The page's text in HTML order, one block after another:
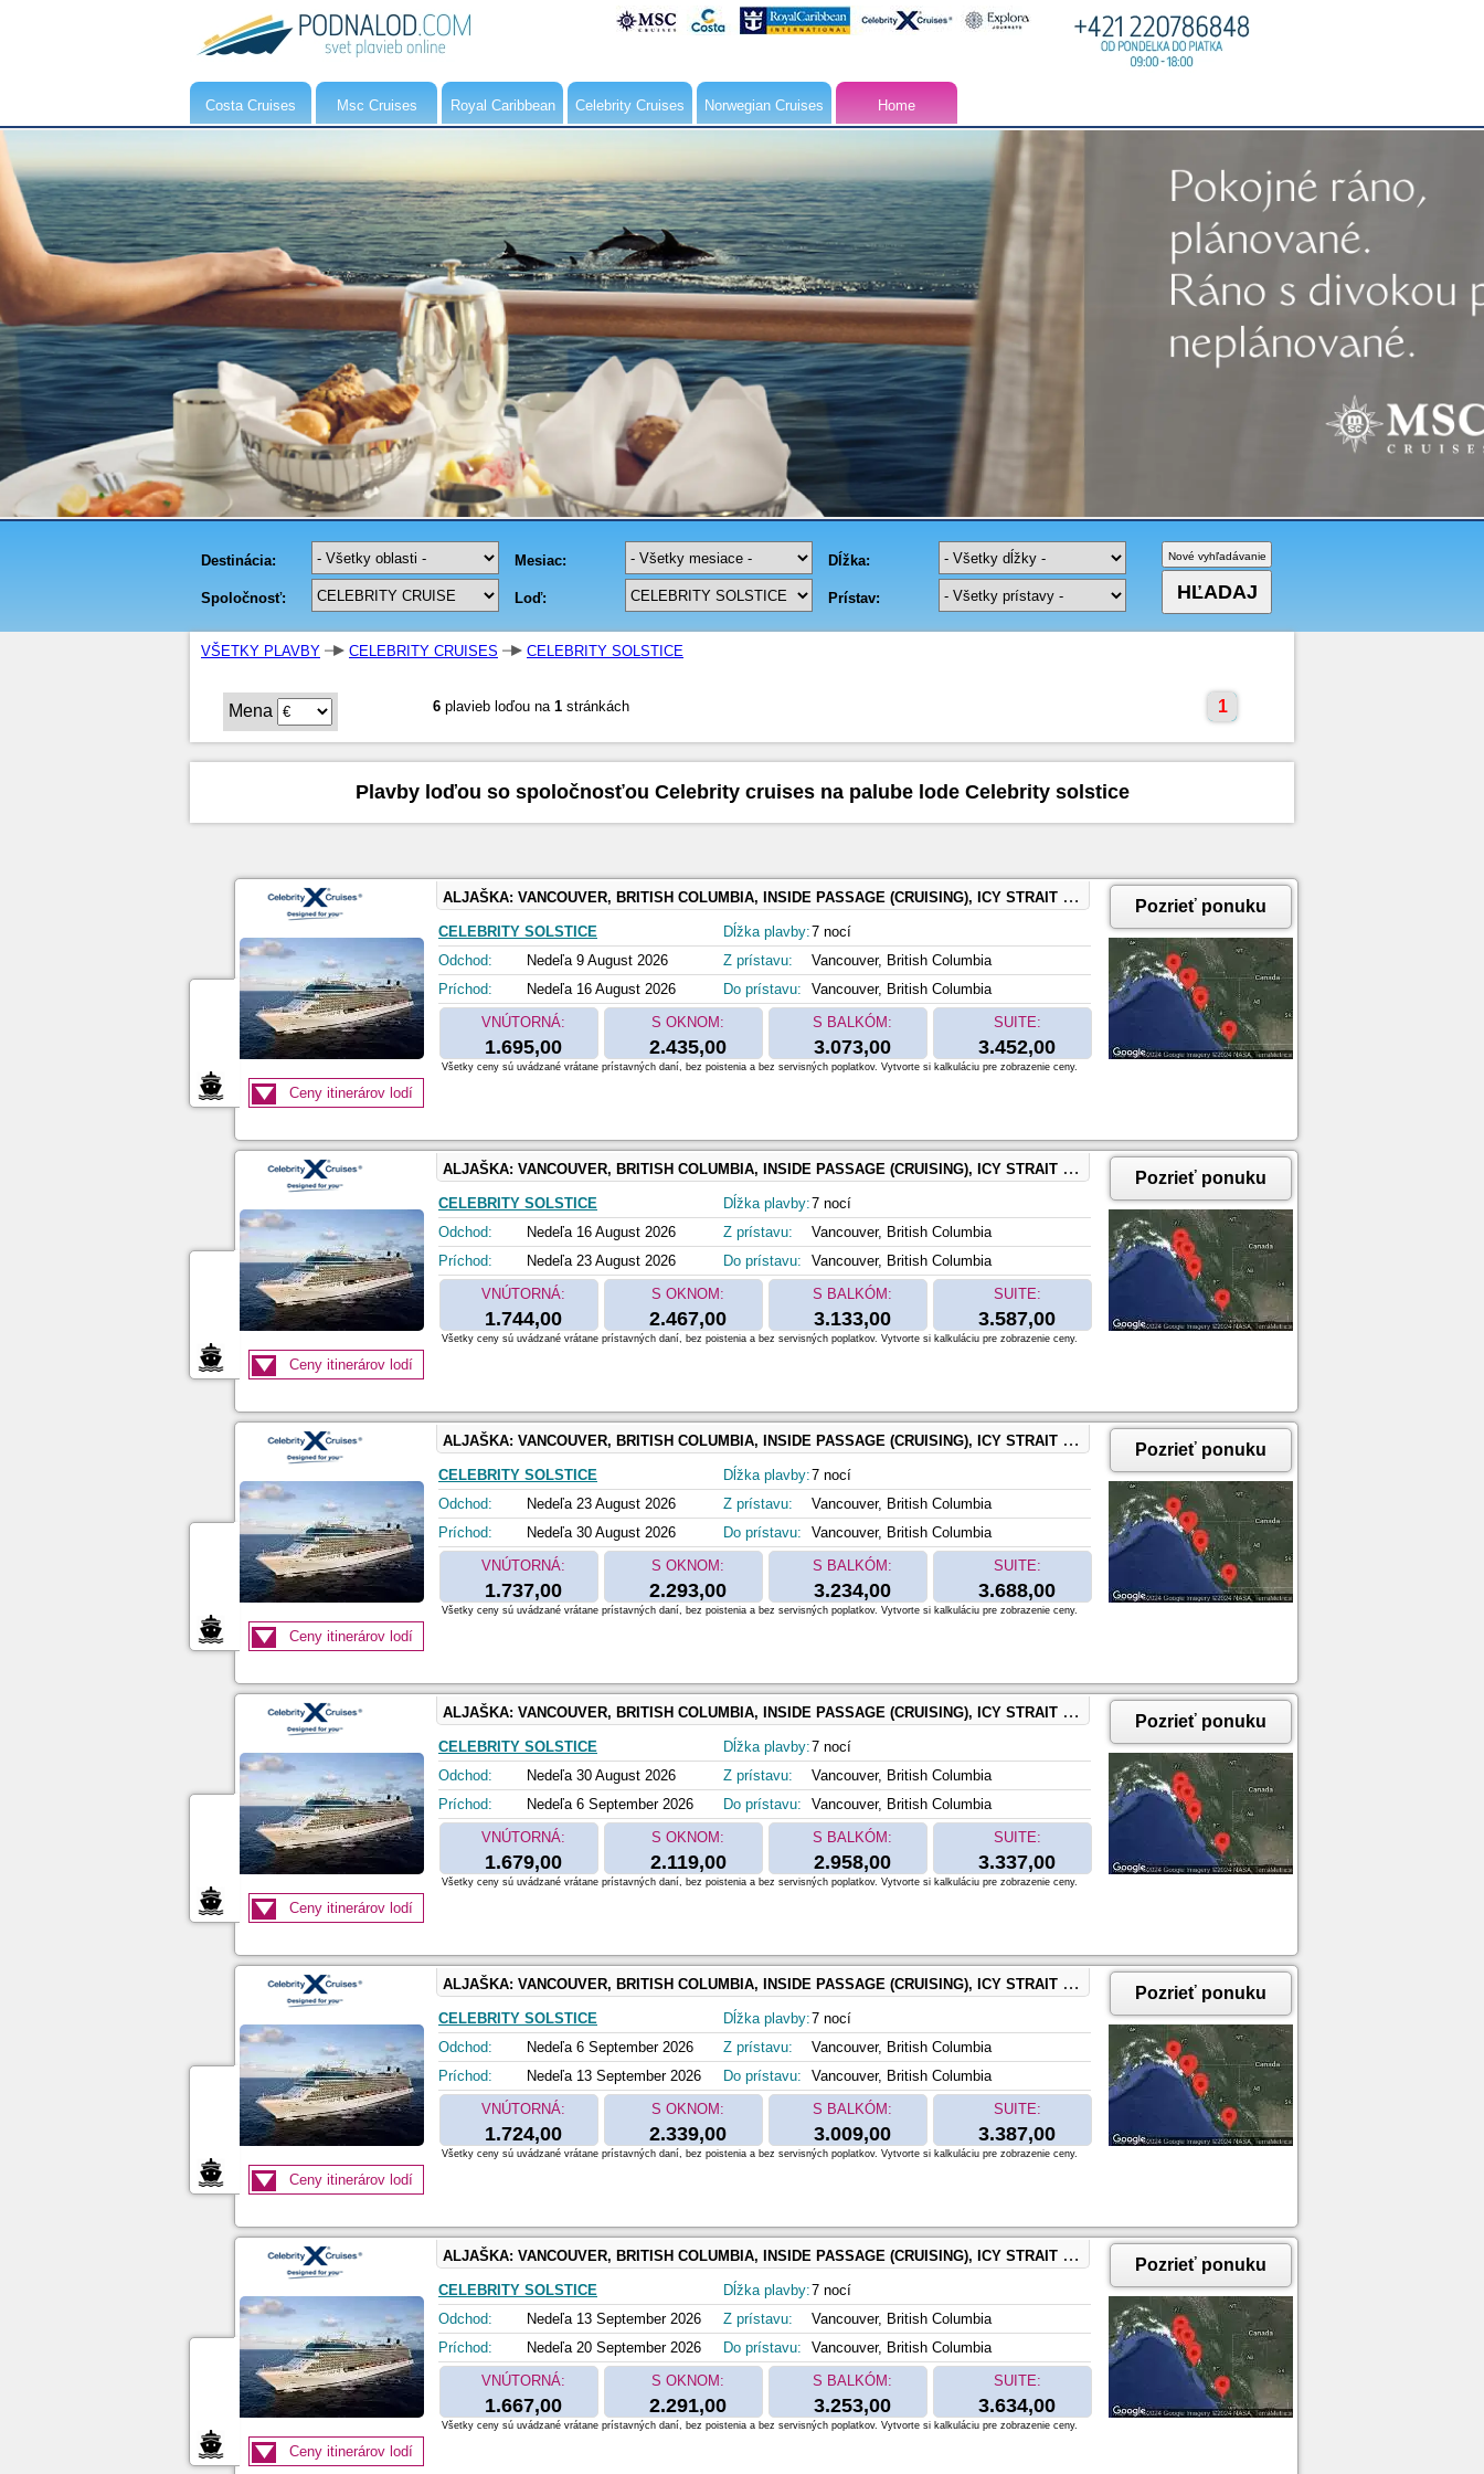
Costa Cruises Msc Cruises Royal Caribbean Celebrity Cruises Norwegian Cruises Home
VŠETKY PLAVBY CELEBRITY CRUISES CELEBRITY SOLSTICE
Mena 6 plavieb loďou na 1 stránkách 1
Plavby loďou so spoločnosťou Celebrity cruises na palube lode Celebrity solstice
ALJAŠKA: VANCOUVER, BRITISH COLUMBIA, INSIDE PASSAGE (CRUISING), ICY STRAIT POINT, ALASKA, HUBBARD GLACIER (CRUISING), JUNEAU, ALASKA, KETCHIKAN, ALASKA
CELEBRITY SOLSTICE
Odchod:
Nedeľa 9 August 2026
Príchod:
Nedeľa 16 August 2026
Dĺžka plavby:7 nocí
Z prístavu:
Vancouver, British Columbia
Do prístavu:
Vancouver, British Columbia
VNÚTORNÁ:
1.695,00
S OKNOM:
2.435,00
S BALKÓM:
3.073,00
SUITE:
3.452,00
Pozrieť ponuku
Ceny itinerárov lodí
Všetky ceny sú uvádzané vrátane prístavných daní, bez poistenia a bez servisných poplatkov. Vytvorte si kalkuláciu pre zobrazenie ceny.
ALJAŠKA: VANCOUVER, BRITISH COLUMBIA, INSIDE PASSAGE (CRUISING), ICY STRAIT POINT, ALASKA, SKAGWAY, ALASKA, ENDICOTT ARM & DAWES GLACIER, JUNEAU, ALASKA, KETCHIKAN, ALASKA
CELEBRITY SOLSTICE
Odchod:
Nedeľa 16 August 2026
Príchod:
Nedeľa 23 August 2026
Dĺžka plavby:7 nocí
Z prístavu:
Vancouver, British Columbia
Do prístavu:
Vancouver, British Columbia
VNÚTORNÁ:
1.744,00
S OKNOM:
2.467,00
S BALKÓM:
3.133,00
SUITE:
3.587,00
Pozrieť ponuku
Ceny itinerárov lodí
Všetky ceny sú uvádzané vrátane prístavných daní, bez poistenia a bez servisných poplatkov. Vytvorte si kalkuláciu pre zobrazenie ceny.
ALJAŠKA: VANCOUVER, BRITISH COLUMBIA, INSIDE PASSAGE (CRUISING), ICY STRAIT POINT, ALASKA, HUBBARD GLACIER (CRUISING), JUNEAU, ALASKA, KETCHIKAN, ALASKA
CELEBRITY SOLSTICE
Odchod:
Nedeľa 23 August 2026
Príchod:
Nedeľa 30 August 2026
Dĺžka plavby:7 nocí
Z prístavu:
Vancouver, British Columbia
Do prístavu:
Vancouver, British Columbia
VNÚTORNÁ:
1.737,00
S OKNOM:
2.293,00
S BALKÓM:
3.234,00
SUITE:
3.688,00
Pozrieť ponuku
Ceny itinerárov lodí
Všetky ceny sú uvádzané vrátane prístavných daní, bez poistenia a bez servisných poplatkov. Vytvorte si kalkuláciu pre zobrazenie ceny.
ALJAŠKA: VANCOUVER, BRITISH COLUMBIA, INSIDE PASSAGE (CRUISING), ICY STRAIT POINT, ALASKA, SKAGWAY, ALASKA, ENDICOTT ARM & DAWES GLACIER, JUNEAU, ALASKA, KETCHIKAN, ALASKA
CELEBRITY SOLSTICE
Odchod:
Nedeľa 30 August 2026
Príchod:
Nedeľa 6 September 2026
Dĺžka plavby:7 nocí
Z prístavu:
Vancouver, British Columbia
Do prístavu:
Vancouver, British Columbia
VNÚTORNÁ:
1.679,00
S OKNOM:
2.119,00
S BALKÓM:
2.958,00
SUITE:
3.337,00
Pozrieť ponuku
Ceny itinerárov lodí
Všetky ceny sú uvádzané vrátane prístavných daní, bez poistenia a bez servisných poplatkov. Vytvorte si kalkuláciu pre zobrazenie ceny.
ALJAŠKA: VANCOUVER, BRITISH COLUMBIA, INSIDE PASSAGE (CRUISING), ICY STRAIT POINT, ALASKA, HUBBARD GLACIER (CRUISING), JUNEAU, ALASKA, KETCHIKAN, ALASKA
CELEBRITY SOLSTICE
Odchod:
Nedeľa 6 September 2026
Príchod:
Nedeľa 13 September 2026
Dĺžka plavby:7 nocí
Z prístavu:
Vancouver, British Columbia
Do prístavu:
Vancouver, British Columbia
VNÚTORNÁ:
1.724,00
S OKNOM:
2.339,00
S BALKÓM:
3.009,00
SUITE:
3.387,00
Pozrieť ponuku
Ceny itinerárov lodí
Všetky ceny sú uvádzané vrátane prístavných daní, bez poistenia a bez servisných poplatkov. Vytvorte si kalkuláciu pre zobrazenie ceny.
ALJAŠKA: VANCOUVER, BRITISH COLUMBIA, INSIDE PASSAGE (CRUISING), ICY STRAIT POINT, ALASKA, SKAGWAY, ALASKA, ENDICOTT ARM & DAWES GLACIER, JUNEAU, ALASKA, KETCHIKAN, ALASKA
CELEBRITY SOLSTICE
Odchod:
Nedeľa 13 September 2026
Príchod:
Nedeľa 20 September 2026
Dĺžka plavby:7 nocí
Z prístavu:
Vancouver, British Columbia
Do prístavu:
Vancouver, British Columbia
VNÚTORNÁ:
1.667,00
S OKNOM:
2.291,00
S BALKÓM:
3.253,00
SUITE:
3.634,00
Pozrieť ponuku
Ceny itinerárov lodí
Všetky ceny sú uvádzané vrátane prístavných daní, bez poistenia a bez servisných poplatkov. Vytvorte si kalkuláciu pre zobrazenie ceny.